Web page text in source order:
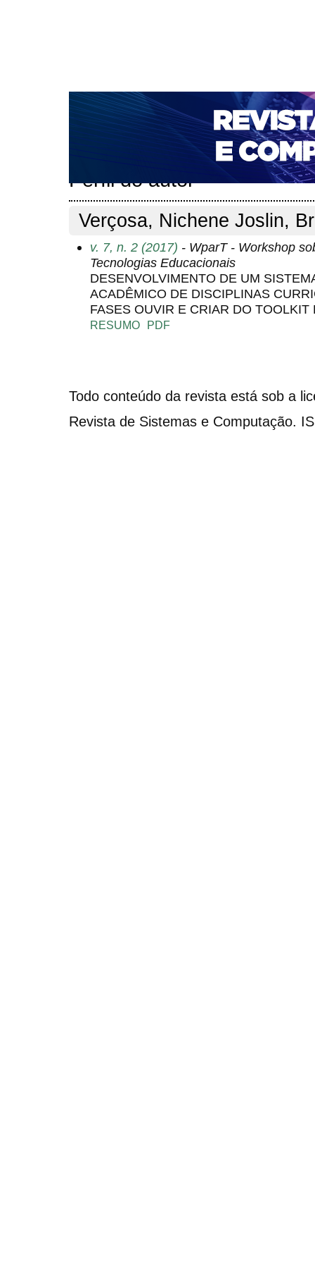
CAPA SOBRE ACESSO CADASTRO
NOTÍCIAS
PORTAL DE REVISTAS DA UNIFACS
PARA AVALIADORES
NOVA SUBMISSÃO
Perfil do autor
Verçosa, Nichene Joslin,
v. 7, n. 2 (2017) - WparT - Workshop
Tecnologias Educacionais
DESENVOLVIMENTO DE UM
ACADÊMICO DE DISCIPLINAS
FASES OUVIR E CRIAR DO TOOLKIT
RESUMO PDF
Todo conteúdo da revista está sob a
Revista de Sistemas e Computação.